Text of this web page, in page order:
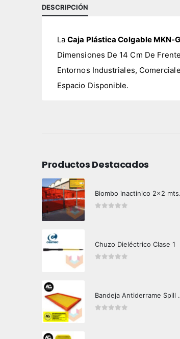
DESCRIPCIÓN
LaCaja Plástica Colgable MKN-
Dimensiones De 14 Cm De
Entornos Industriales,
Espacio Disponible.
Productos Destacados
Chuzo Dieléctrico Clase 1
Bandeja